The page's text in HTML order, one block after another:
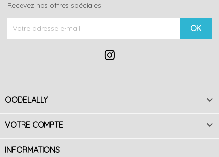
Recevez nos offres spéciales
OODELALLY 
VOTRE COMPTE 
INFORMATIONS